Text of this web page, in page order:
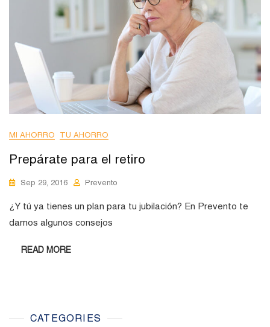
MI AHORRO TU AHORRO
Prepárate para el retiro
Sep 29, 2016 Prevento
¿Y tú ya tienes un plan para tu jubilación? En Prevento te
damos algunos consejos
READ MORE
CATEGORIES